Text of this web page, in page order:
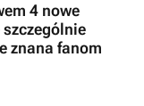
4 nowe
znana fanom